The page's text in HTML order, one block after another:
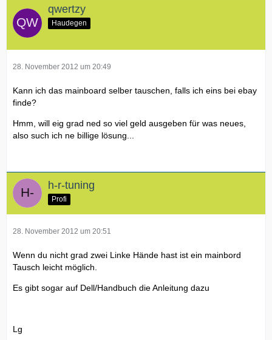
qwertzy
Haudegen
28. November 2012 um 20:49
Kann ich das mainboard selber tauschen, falls ich eins bei ebay
finde?
Hmm, will eig grad ned so viel geld ausgeben für was neues,
also such ich ne billige lösung...
h-r-tuning
Profi
28. November 2012 um 20:51
Wenn du nicht grad zwei Linke Hände hast ist ein mainbord
Tausch leicht möglich.
Es gibt sogar auf Dell/Handbuch die Anleitung dazu
Lg